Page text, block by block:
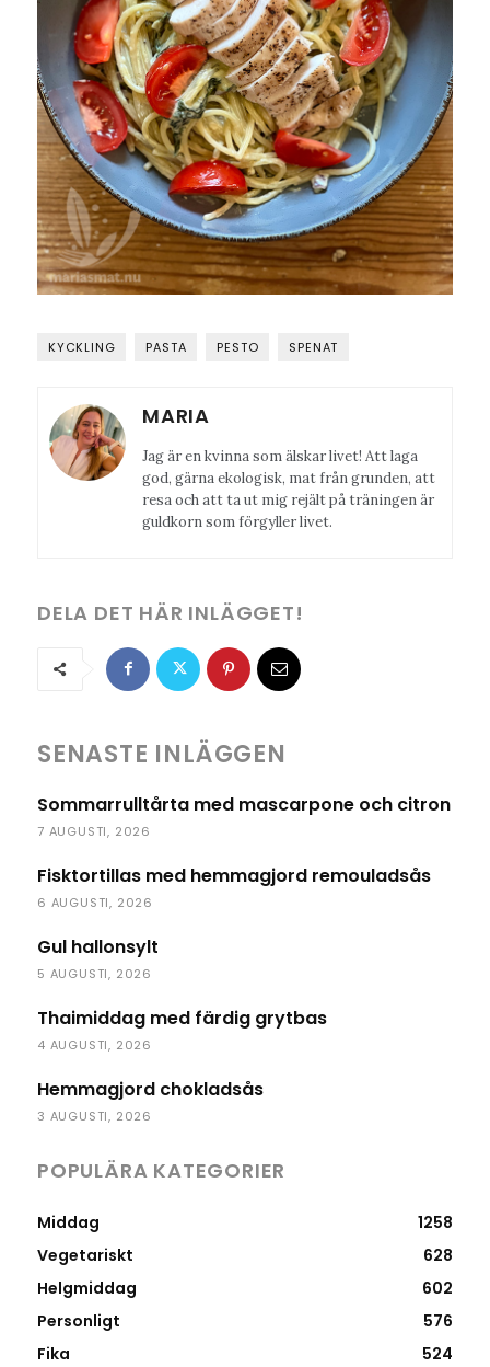
KYCKLING PASTA PESTO SPENAT
MARIA
Jag är en kvinna som älskar livet! Att laga
god, gärna ekologisk, mat från grunden, att
resa och att ta ut mig rejält på träningen är
guldkorn som förgyller livet.
DELA DET HÄR INLÄGGET!
SENASTE INLÄGGEN
Sommarrulltårta med mascarpone och citron
7 AUGUSTI, 2026
Fisktortillas med hemmagjord remouladsås
6 AUGUSTI, 2026
Gul hallonsylt
5 AUGUSTI, 2026
Thaimiddag med färdig grytbas
4 AUGUSTI, 2026
Hemmagjord chokladsås
3 AUGUSTI, 2026
POPULÄRA KATEGORIER
Middag
1258
Vegetariskt
628
Helgmiddag
602
Personligt
576
Fika
524